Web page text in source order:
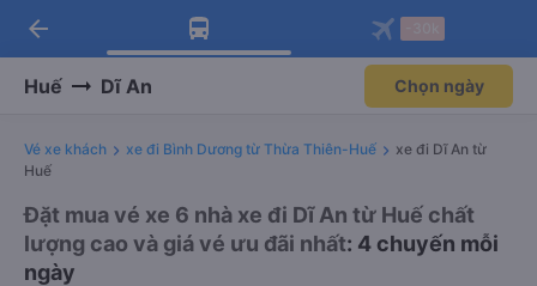
Tải app Vexere ngay!
Nhận ưu đãi thành viên độc
Mở app
Tải app Vexere
-30k/ghế khi đặt vé máy bay qua
Mở app
arrow_back
Huế Dĩ An Chọn ngày
Vé xe khách xe đi Bình Dương từ Thừa Thiên-Huế
xe đi Dĩ An từ
Huế
Đặt mua vé xe 6 nhà xe đi Dĩ An từ Huế chất
lượng cao và giá vé ưu đãi nhất: 4 chuyến mỗi
ngày